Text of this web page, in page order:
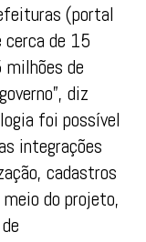
(portal
de 15
de
diz
foi possível
integrações
cadastros
do projeto,